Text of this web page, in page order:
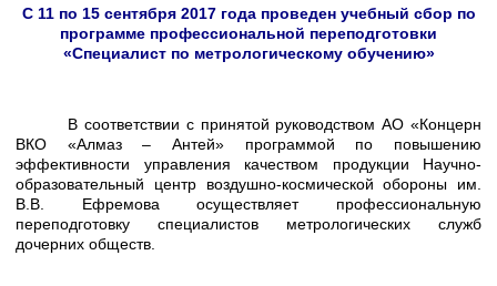
С 11 по 15 сентября 2017 года проведен учебный сбор по
программе профессиональной переподготовки
«Специалист по метрологическому обучению»
В соответствии с принятой руководством АО «Концерн
ВКО «Алмаз – Антей» программой по повышению
эффективности управления качеством продукции Научно-
образовательный центр воздушно-космической обороны им.
В.В. Ефремова осуществляет профессиональную
переподготовку специалистов метрологических служб
дочерних обществ.